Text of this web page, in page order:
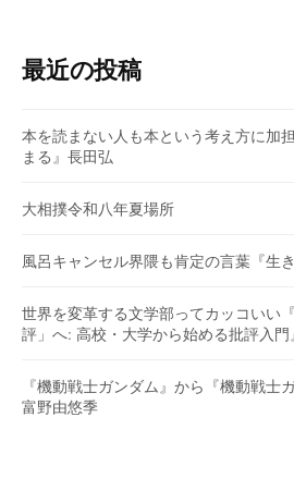
最近の投稿
本を読まない人も本という考え方に加
まる』長田弘
大相撲令和八年夏場所
風呂キャンセル界隈も肯定の言葉『生
世界を変革する文学部ってカッコいい
評」へ: 高校・大学から始める批評入門
『機動戦士ガンダム』から『機動戦士
富野由悠季